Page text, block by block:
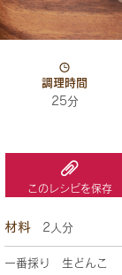
調理時間
25分
このレシピを保存
材料 2人分
一番採り 生どんこ